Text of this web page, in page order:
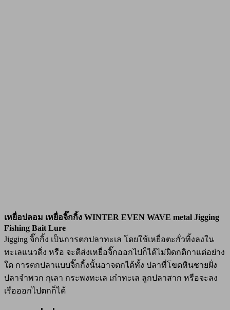
เหยื่อปลอม เหยื่อจิ๊กกิ้ง WINTER EVEN WAVE metal Jigging
Fishing Bait Lure
Jigging จิ๊กกิ้ง เป็นการตกปลาทะเล โดยใช้เหยื่อตะกั่วทิ้งลงใน
ทะเลแนวดิ่ง หรือ จะตีส่งเหยื่อจิ๊กออกไปก็ได้ไม่ผิดกติกาแต่อย่าง
ใด การตกปลาแบบจิ๊กกิ้งนั้นอาจตกได้ทั้ง ปลาที่โขดหินชายฝั่ง
ปลาจำพวก กุเลา กระพงทะเล เก๋าทะเล ลูกปลาสาก หรือจะลง
เรือออกไปตกก็ได้